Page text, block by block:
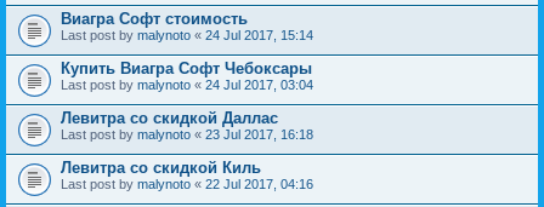
Виагра Софт стоимость
Last post by malynoto « 24 Jul 2017, 15:14
Купить Виагра Софт Чебоксары
Last post by malynoto « 24 Jul 2017, 03:04
Левитра со скидкой Даллас
Last post by malynoto « 23 Jul 2017, 16:18
Левитра со скидкой Киль
Last post by malynoto « 22 Jul 2017, 04:16